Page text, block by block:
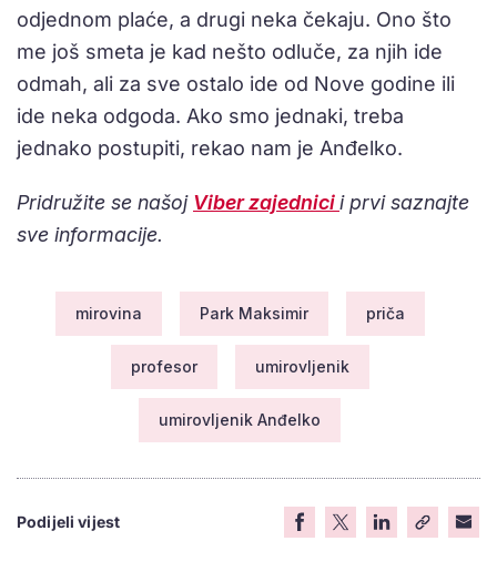
odjednom plaće, a drugi neka čekaju. Ono što
me još smeta je kad nešto odluče, za njih ide
odmah, ali za sve ostalo ide od Nove godine ili
ide neka odgoda. Ako smo jednaki, treba
jednako postupiti, rekao nam je Anđelko.
Pridružite se našoj Viber zajednicii prvi saznajte
sve informacije.
mirovina Park Maksimir priča
profesor umirovljenik
umirovljenik Anđelko
Podijeli vijest